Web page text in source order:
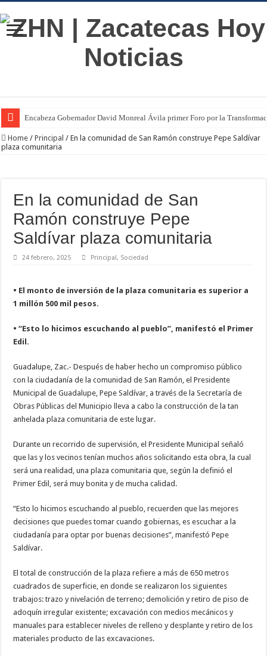
Encabeza Gobernador David Monreal Ávila primer Foro por la
Home / Principal / En la comunidad de San Ramón construye Pepe Saldívar
plaza comunitaria
En la comunidad de San
Ramón construye Pepe
Saldívar plaza comunitaria
24 febrero, 2025 Principal, Sociedad
• El monto de inversión de la plaza comunitaria es superior a
1 millón 500 mil pesos.
• “Esto lo hicimos escuchando al pueblo”, manifestó el Primer
Edil.
Guadalupe, Zac.- Después de haber hecho un compromiso público
con la ciudadanía de la comunidad de San Ramón, el Presidente
Municipal de Guadalupe, Pepe Saldívar, a través de la Secretaría de
Obras Públicas del Municipio lleva a cabo la construcción de la tan
anhelada plaza comunitaria de este lugar.
Durante un recorrido de supervisión, el Presidente Municipal señaló
que las y los vecinos tenían muchos años solicitando esta obra, la cual
será una realidad, una plaza comunitaria que, según la definió el
Primer Edil, será muy bonita y de mucha calidad.
“Esto lo hicimos escuchando al pueblo, recuerden que las mejores
decisiones que puedes tomar cuando gobiernas, es escuchar a la
ciudadanía para optar por buenas decisiones”, manifestó Pepe
Saldívar.
El total de construcción de la plaza refiere a más de 650 metros
cuadrados de superficie, en donde se realizaron los siguientes
trabajos: trazo y nivelación de terreno; demolición y retiro de piso de
adoquín irregular existente; excavación con medios mecánicos y
manuales para establecer niveles de relleno y desplante y retiro de los
materiales producto de las excavaciones.